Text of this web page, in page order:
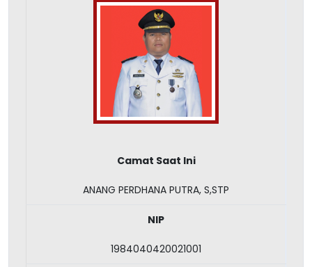
Camat Saat Ini
ANANG PERDHANA PUTRA, S,STP
NIP
1984040420021001